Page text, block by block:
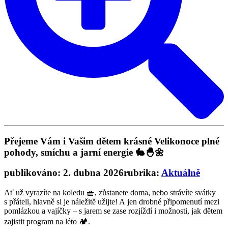
Přejeme Vám i Vašim dětem krásné Velikonoce plné
pohody, smíchu a jarní energie 🐇🐣🌼
publikováno: 2. dubna 2026rubrika: Aktuálně
Ať už vyrazíte na koledu 🧺, zůstanete doma, nebo strávíte svátky
s přáteli, hlavně si je náležitě užijte! A jen drobné připomenutí mezi
pomlázkou a vajíčky – s jarem se zase rozjíždí i možnosti, jak dětem
zajistit program na léto 🏕️.